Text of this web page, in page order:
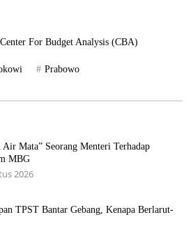
Center For Budget Analysis (CBA)
Prabowo
Air Mata” Seorang Menteri Terhadap
MBG
2026
TPST Bantar Gebang, Kenapa Berlarut-